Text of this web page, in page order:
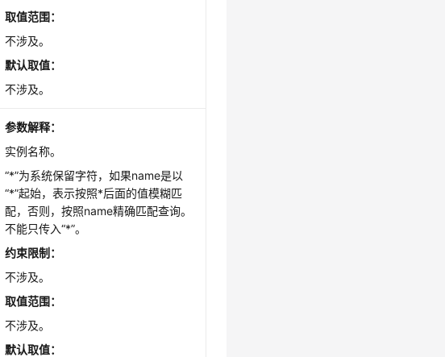
取值范围：
不涉及。
默认取值：
不涉及。
参数解释：
实例名称。
“*”为系统保留字符，如果name是以
“*”起始，表示按照*后面的值模糊匹
配，否则，按照name精确匹配查询。
不能只传入“*”。
约束限制：
不涉及。
取值范围：
不涉及。
默认取值：